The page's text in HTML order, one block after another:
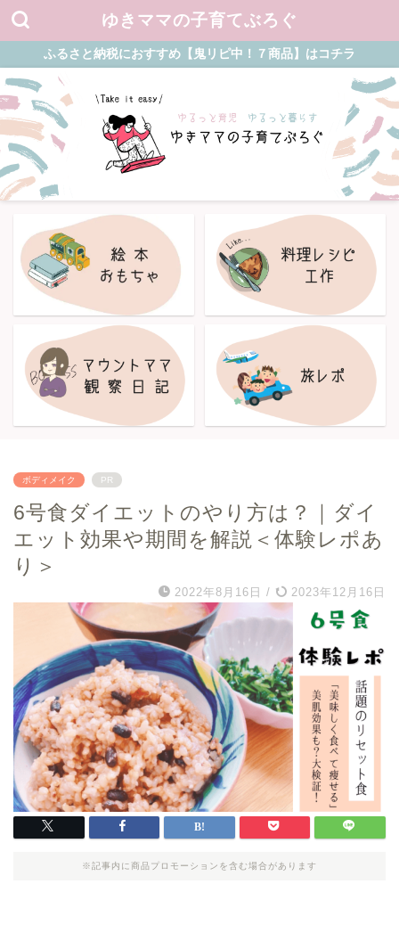
ゆきママの子育てぶろぐ
ふるさと納税におすすめ【鬼リピ中！７商品】はコチラ
ボディメイク PR
6号食ダイエットのやり方は？｜ダイ
エット効果や期間を解説＜体験レポあ
り＞
2022年8月16日 / 2023年12月16日
※記事内に商品プロモーションを含む場合があります